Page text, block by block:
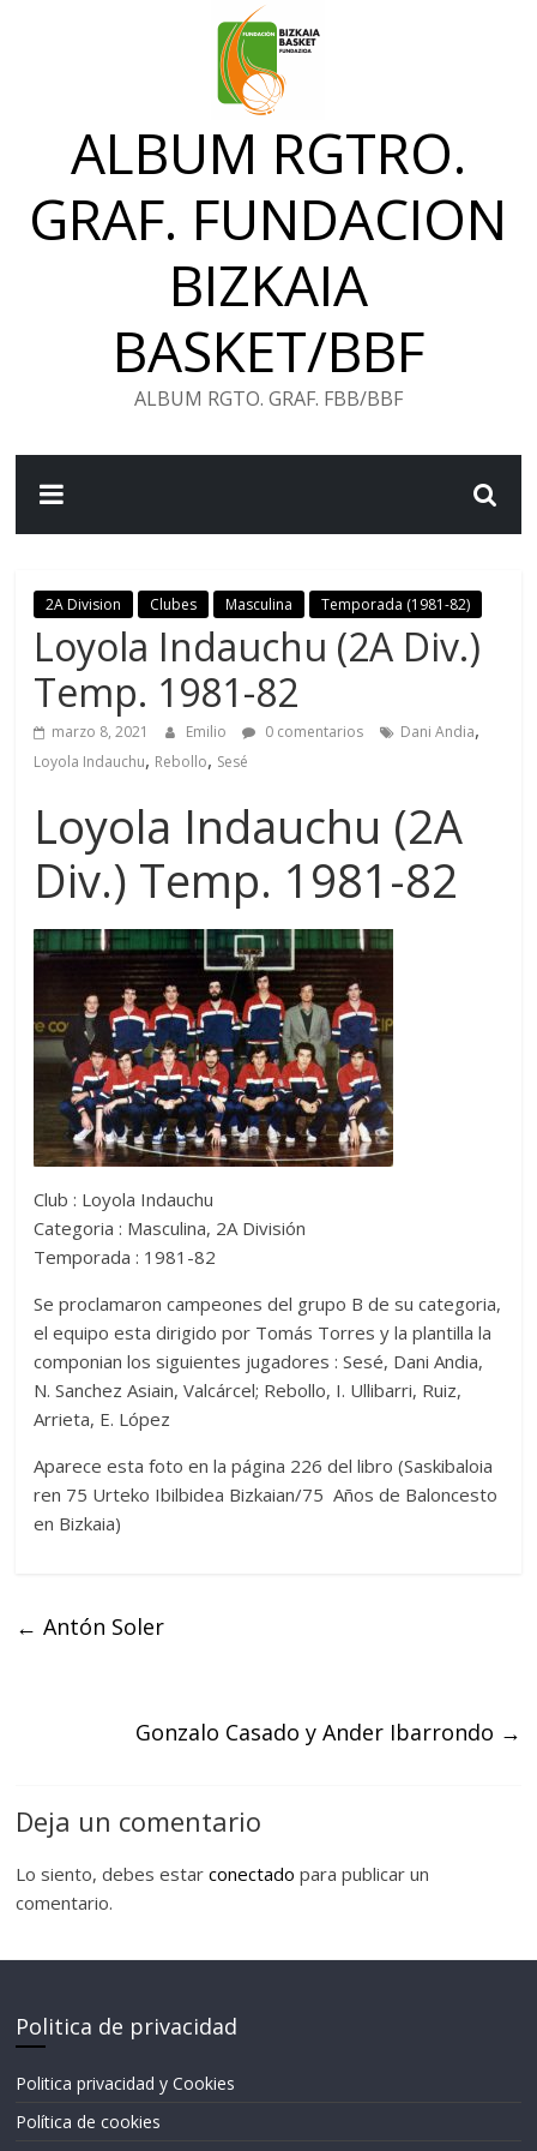
ALBUM RGTRO.
GRAF. FUNDACION
BIZKAIA
BASKET/BBF
ALBUM RGTO. GRAF. FBB/BBF
2A Division Clubes Masculina Temporada (1981-82)
Loyola Indauchu (2A Div.)
Temp. 1981-82
marzo 8, 2021 Emilio 0 comentarios Dani Andia,
Loyola Indauchu, Rebollo, Sesé
Loyola Indauchu (2A
Div.) Temp. 1981-82
Club : Loyola Indauchu
Categoria : Masculina, 2A División
Temporada : 1981-82
Se proclamaron campeones del grupo B de su categoria,
el equipo esta dirigido por Tomás Torres y la plantilla la
componian los siguientes jugadores : Sesé, Dani Andia,
N. Sanchez Asiain, Valcárcel; Rebollo, I. Ullibarri, Ruiz,
Arrieta, E. López
Aparece esta foto en la página 226 del libro (Saskibaloia
ren 75 Urteko Ibilbidea Bizkaian/75 Años de Baloncesto
en Bizkaia)
← Antón Soler
Gonzalo Casado y Ander Ibarrondo →
Deja un comentario
Lo siento, debes estarconectado para publicar un
comentario.
Politica de privacidad
Politica privacidad y Cookies
Política de cookies